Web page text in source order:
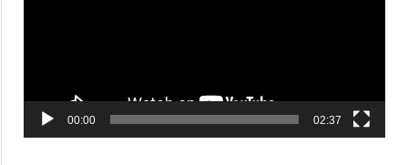
00:00 02:37